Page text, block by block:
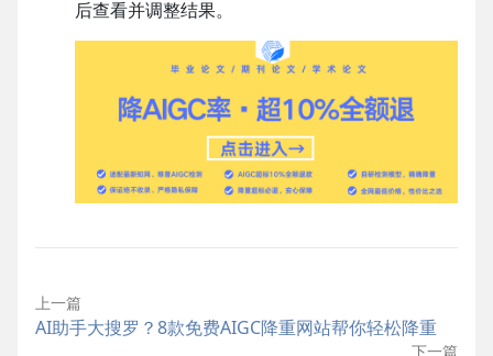
后查看并调整结果。
上一篇
AI助手大搜罗？8款免费AIGC降重网站帮你轻松降重
下一篇